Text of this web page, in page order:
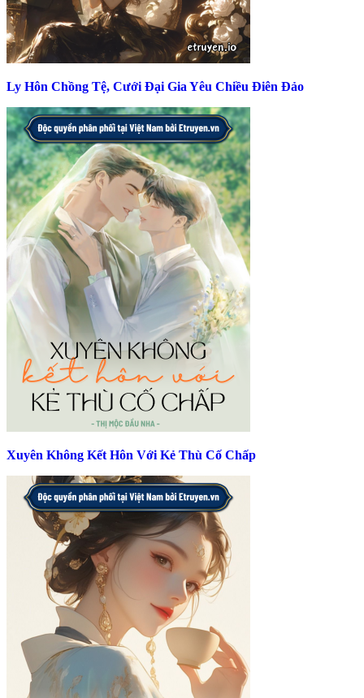
Ly Hôn Chồng Tệ, Cưới Đại Gia Yêu Chiều Điên Đảo
Xuyên Không Kết Hôn Với Kẻ Thù Cố Chấp